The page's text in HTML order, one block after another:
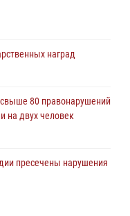
с 27 июля по 2
наград
80 правонарушений
на двух человек
пресечены нарушения